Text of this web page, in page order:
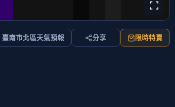
臺南市北區天氣預報 分享 限時特賣